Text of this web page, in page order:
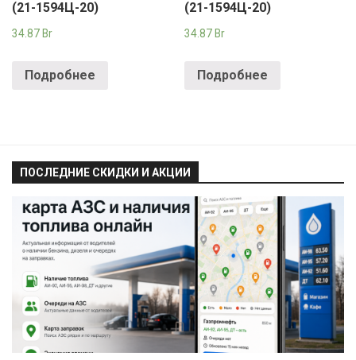
(21-1594Ц-20)
34.87 Br
Подробнее
(21-1594Ц-20)
34.87 Br
Подробнее
ПОСЛЕДНИЕ СКИДКИ И АКЦИИ